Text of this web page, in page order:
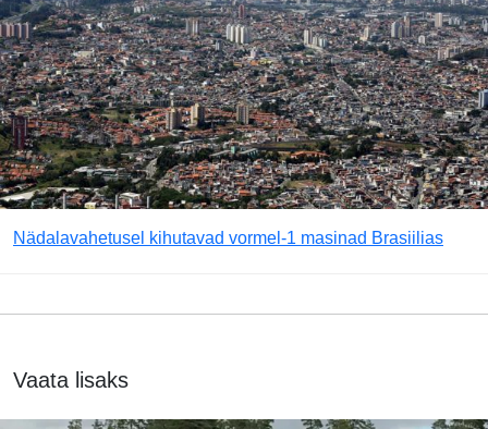
Nädalavahetusel kihutavad vormel-1 masinad Brasiilias
Vaata lisaks